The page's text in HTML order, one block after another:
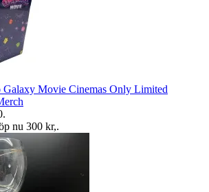
Movie Cinemas Only Limited
.
nu 300 kr,.